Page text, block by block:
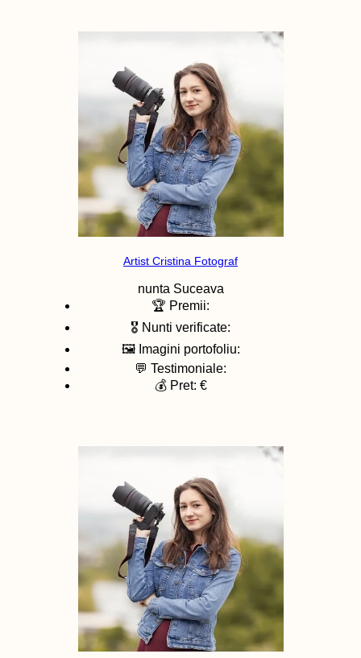
Artist Cristina Fotograf
nunta Suceava
🏆 Premii:
🎖️ Nunti verificate:
🖼️ Imagini portofoliu:
💬 Testimoniale:
💰 Pret: €